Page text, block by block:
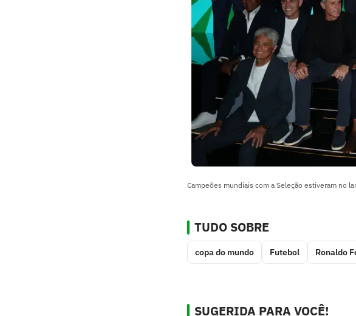
Campeões mundiais com a Seleção estiveram no
TUDO SOBRE
copa do mundo Futebol Ronaldo
SUGERIDA PARA VOCÊ!